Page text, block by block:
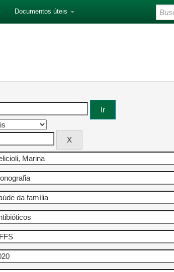
Documentos úteis